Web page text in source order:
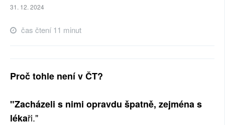
PŘÍSPĚVKY NA PROVOZ
SOCIÁLNÍ SÍTĚ
PLNÁ VERZE STRÁNEK
31. 12. 2024
čas čtení 11 minut
Proč tohle není v ČT?
"Zacházeli s nimi opravdu špatně, zejména s
lékaři."